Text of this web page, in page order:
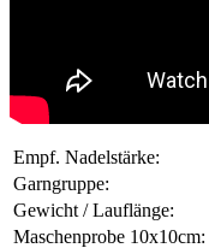
Empf. Nadelstärke:
Garngruppe:
Gewicht / Lauflänge:
Maschenprobe 10x10cm: